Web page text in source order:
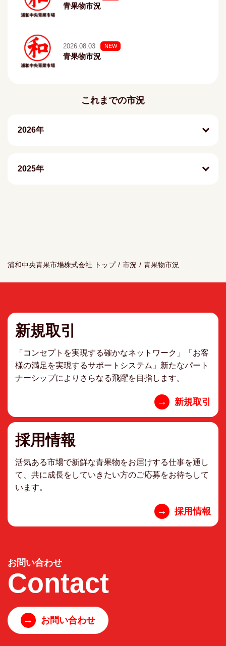
青果物市況
2026.08.03 NEW
青果物市況
これまでの市況
2026年
2025年
浦和中央青果市場株式会社 トップ / 市況 / 青果物市況
新規取引
「コンセプトを実現する確かなネットワーク」「お客
様の満足を実現するサポートシステム」新たなパート
ナーシップによりさらなる飛躍を目指します。
→ 新規取引
採用情報
活気ある市場で新鮮な青果物をお届けする仕事を通し
て、共に成長をしていきたい方のご応募をお待ちして
います。
→ 採用情報
お問い合わせ
Contact
→ お問い合わせ